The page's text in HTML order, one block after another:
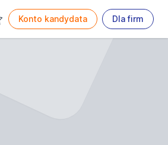
Konto kandydata Dla firm